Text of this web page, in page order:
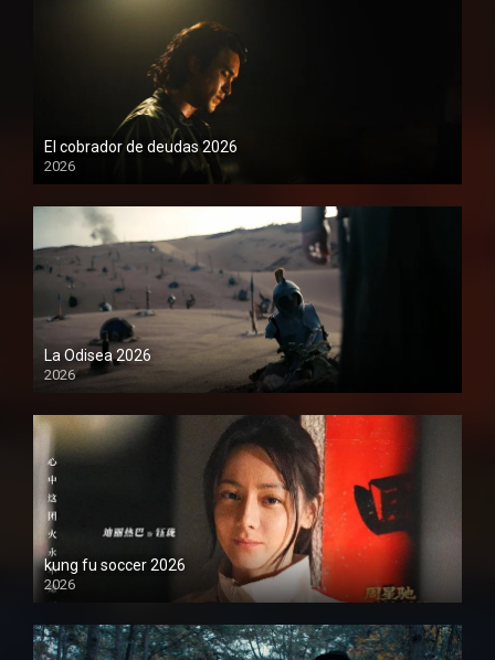
El cobrador de deudas 2026
2026
1080P
La Odisea 2026
2026
1080P
kung fu soccer 2026
2026
1080P